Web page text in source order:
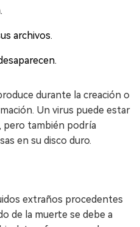
archivos.
durante la creación o
Un virus puede estar
pero también podría
en su disco duro.
extraños procedentes
de la muerte se debe a